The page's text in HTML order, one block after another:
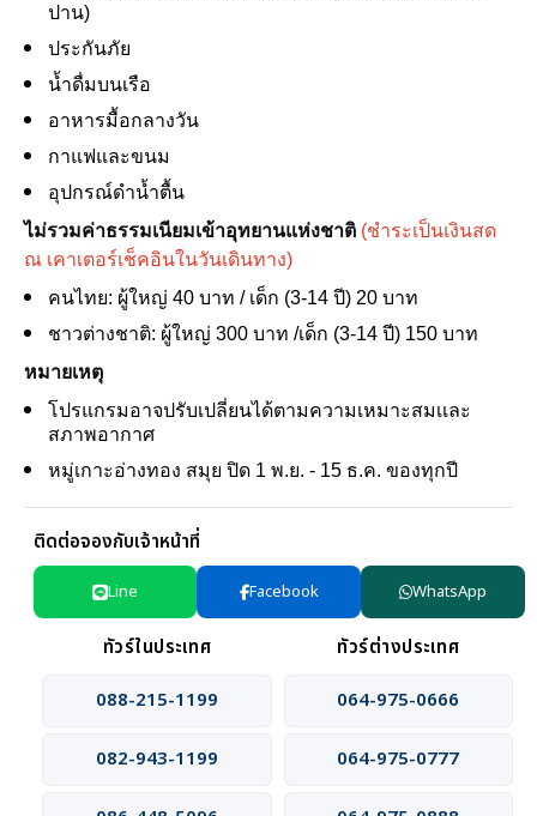
ปาน)
ประกันภัย
น้ำดื่มบนเรือ
อาหารมื้อกลางวัน
กาแฟและขนม
อุปกรณ์ดำน้ำตื้น
ไม่รวมค่าธรรมเนียมเข้าอุทยานแห่งชาติ (ชำระเป็นเงินสด
ณ เคาเตอร์เช็คอินในวันเดินทาง)
คนไทย: ผู้ใหญ่ 40 บาท / เด็ก (3-14 ปี) 20 บาท
ชาวต่างชาติ: ผู้ใหญ่ 300 บาท /เด็ก (3-14 ปี) 150 บาท
หมายเหตุ
โปรแกรมอาจปรับเปลี่ยนได้ตามความเหมาะสมเเละ
สภาพอากาศ
หมู่เกาะอ่างทอง สมุย ปิด 1 พ.ย. - 15 ธ.ค. ของทุกปี
ติดต่อจองกับเจ้าหน้าที่
Line Facebook WhatsApp
ทัวร์ในประเทศ
ทัวร์ต่างประเทศ
088-215-1199
064-975-0666
082-943-1199 064-975-0777